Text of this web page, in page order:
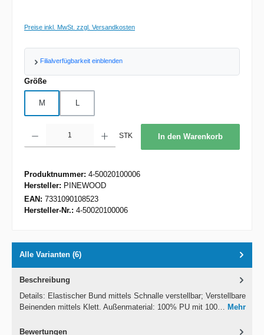
Preise inkl. MwSt. zzgl. Versandkosten
Filialverfügbarkeit einblenden
Größeauswählen
M L
STK In den Warenkorb
Produktnummer: 4-50020100006
Hersteller: PINEWOOD
EAN: 7331090108523
Hersteller-Nr.: 4-50020100006
Alle Varianten (6)
Beschreibung
Details: Elastischer Bund mittels Schnalle verstellbar; Verstellbare
Beinenden mittels Klett. Außenmaterial: 100% PU mit 100… Mehr
Bewertungen